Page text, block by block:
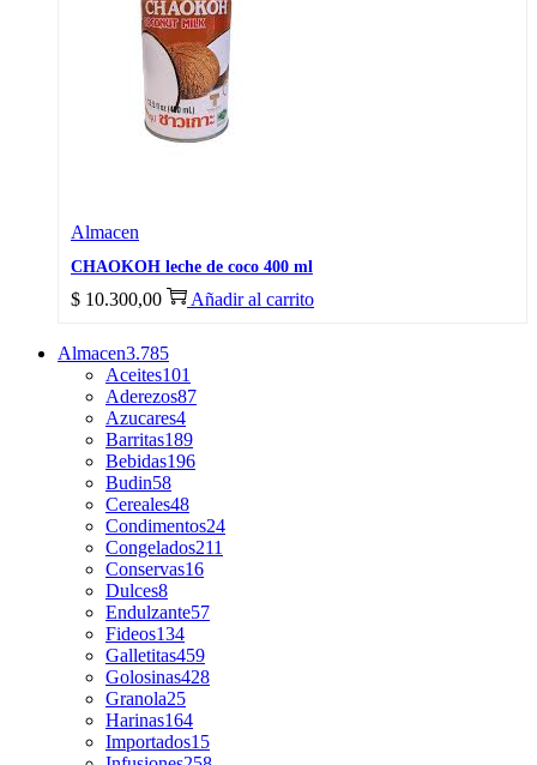
Almacen
CHAOKOH leche de coco 400 ml
$ 10.300,00 Añadir al carrito
Almacen3.785
Aceites101
Aderezos87
Azucares4
Barritas189
Bebidas196
Budin58
Cereales48
Condimentos24
Congelados211
Conservas16
Dulces8
Endulzante57
Fideos134
Galletitas459
Golosinas428
Granola25
Harinas164
Importados15